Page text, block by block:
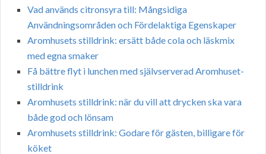
Vad används citronsyra till: Mångsidiga
Användningsområden och Fördelaktiga Egenskaper
Aromhusets stilldrink: ersätt både cola och läskmix
med egna smaker
Få bättre flyt i lunchen med självserverad Aromhuset-
stilldrink
Aromhusets stilldrink: när du vill att drycken ska vara
både god och lönsam
Aromhusets stilldrink: Godare för gästen, billigare för
köket